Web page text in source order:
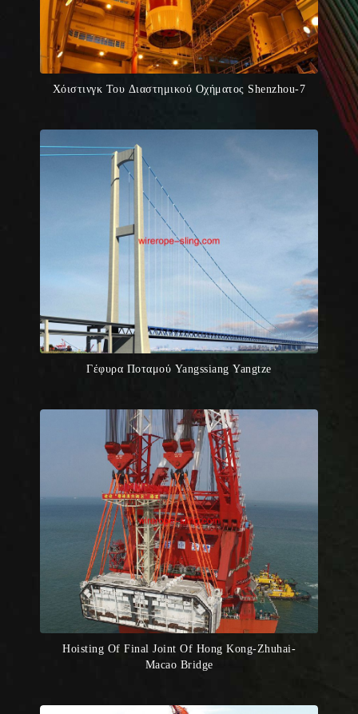
Χόιστινγκ Του Διαστημικού Οχήματος Shenzhou-7
Γέφυρα Ποταμού Yangssiang Yangtze
Hoisting Of Final Joint Of Hong Kong-Zhuhai-
Macao Bridge